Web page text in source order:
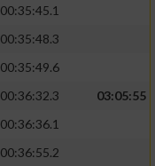
00:35:45.1
00:35:48.3
00:35:49.6
00:36:32.3
03:05:55
00:36:36.1
00:36:55.2